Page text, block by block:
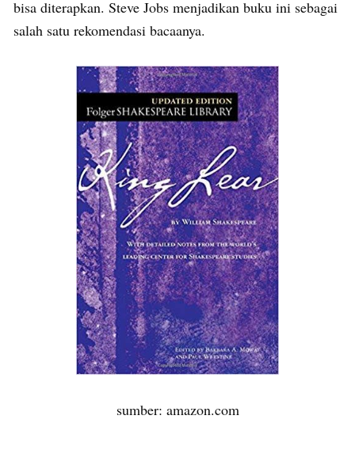
bisa diterapkan. Steve Jobs menjadikan buku ini sebagai
salah satu rekomendasi bacaanya.
sumber: amazon.com